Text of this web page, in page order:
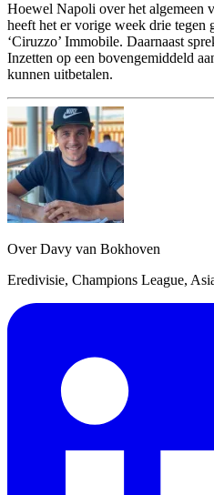
Hoewel Napoli over het algemeen
heeft het er vorige week drie tegen
‘Ciruzzo’ Immobile. Daarnaast
Inzetten op een bovengemiddeld
kunnen uitbetalen.
Over Davy van Bokhoven
Eredivisie, Champions League,